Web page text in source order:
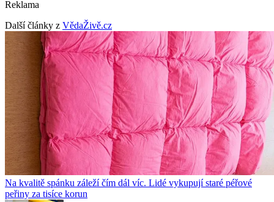
Reklama
Další články z VědaŽivě.cz
Na kvalitě spánku záleží čím dál víc. Lidé vykupují staré péřové
peřiny za tisíce korun